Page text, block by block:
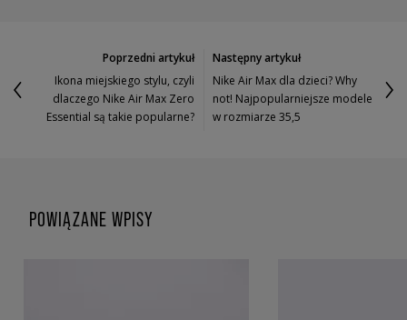
Poprzedni artykuł
Ikona miejskiego stylu, czyli
dlaczego Nike Air Max Zero
Essential są takie popularne?
Następny artykuł
Nike Air Max dla dzieci? Why
not! Najpopularniejsze modele
w rozmiarze 35,5
POWIĄZANE WPISY